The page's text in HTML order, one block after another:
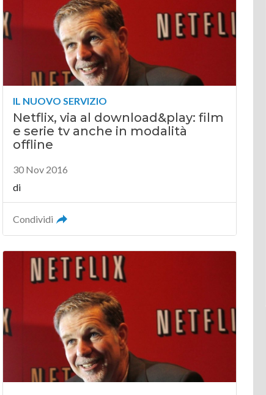
IL NUOVO SERVIZIO
Netflix, via al download&play: film
e serie tv anche in modalità
offline
30 Nov 2016
di
Condividi